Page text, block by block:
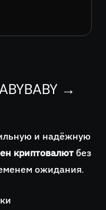
→
и надёжную
криптовалютбез
ожидания.